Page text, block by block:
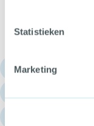
Statistieken
Marketing
030 - 751 6700